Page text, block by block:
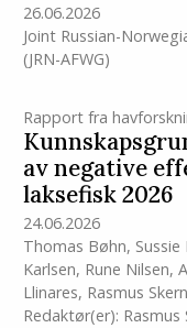
26.06.2026
Joint Russian-
(JRN-AFWG)
Rapport fra
av negative
laksefisk 2026
24.06.2026
Thomas Bøhn, Sussie
Karlsen, Rune Nilsen,
Llinares, Rasmus
Redaktør(er): Rasmus